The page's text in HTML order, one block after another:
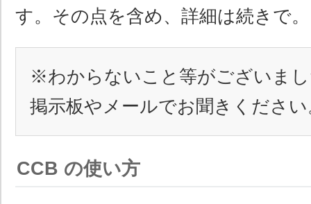
す。その点を含め、詳細は続きで。
※わからないこと等がございま
掲示板やメールでお聞きください
CCB の使い方